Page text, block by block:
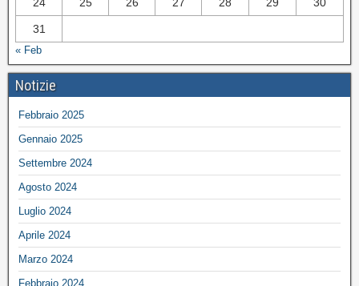
31
« Feb
Notizie
Febbraio 2025
Gennaio 2025
Settembre 2024
Agosto 2024
Luglio 2024
Aprile 2024
Marzo 2024
Febbraio 2024